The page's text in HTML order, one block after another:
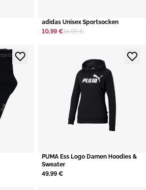
adidas Unisex Sportsocken
10,99 €14,99 €
PUMA Ess Logo Damen Hoodies &
Sweater
49,99 €